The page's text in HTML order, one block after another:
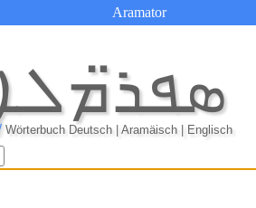
Aramator
Wörterbuch Deutsch | Aramäisch | Englisch